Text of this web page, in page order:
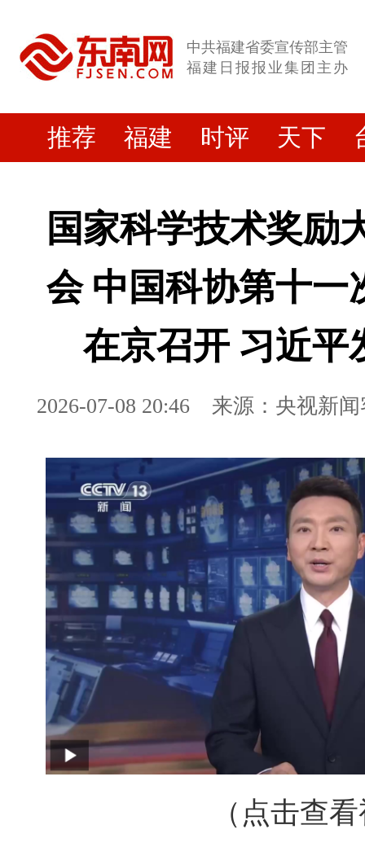
中共福建省委宣传部主管
福建日报报业集团主办
推荐 福建 时评 天下
国家科学技术奖励
会 中国科协第十一
在京召开 习近平
2026-07-08 20:46 来源：央视新
（点击查